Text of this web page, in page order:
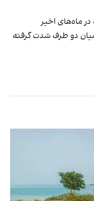
ماه‌های اخیر
دو طرف شدت گرفته